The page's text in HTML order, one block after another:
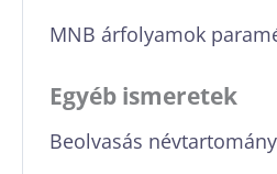
MNB árfolyamok
Egyéb ismeretek
Beolvasás